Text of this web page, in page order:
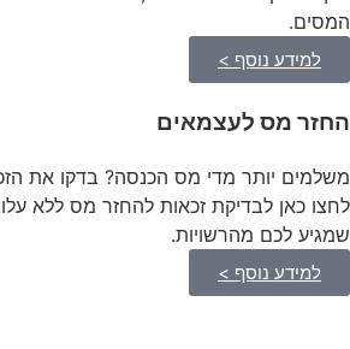
המסים.
למידע נוסף >
החזר מס לעצמאים
משלמים יותר מדי מס הכנסה? בדקו את
לחצו כאן לבדיקת זכאות להחזר מס ללא
שמגיע לכם מהרשויות.
למידע נוסף >